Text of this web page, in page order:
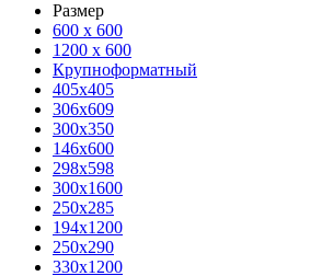
Размер
600 х 600
1200 х 600
Крупноформатный
405x405
306x609
300x350
146x600
298x598
300x1600
250x285
194x1200
250x290
330x1200